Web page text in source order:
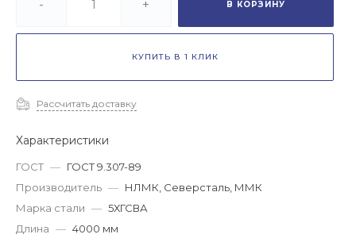
- + В КОРЗИНУ
КУПИТЬ В 1 КЛИК
Рассчитать доставку
Характеристики
ГОСТ — ГОСТ 9.307-89
Производитель — НЛМК, Северсталь, ММК
Марка стали — 5ХГСВА
Длина — 4000 мм